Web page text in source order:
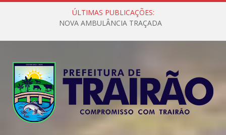
ÚLTIMAS PUBLICAÇÕES:
NOVA AMBULÂNCIA TRAÇADA